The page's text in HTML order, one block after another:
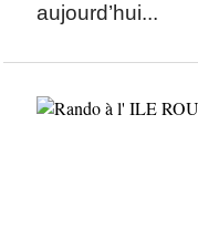
aujourd’hui...